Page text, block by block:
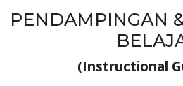
PENDAMPINGAN
(Instructional